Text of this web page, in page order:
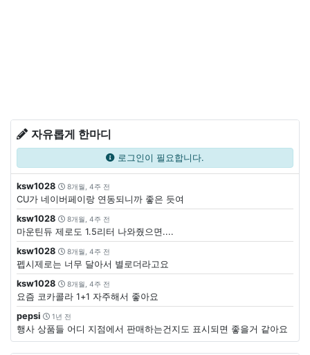
자유롭게 한마디
로그인이 필요합니다.
ksw1028 8개월, 4주 전
CU가 네이버페이랑 연동되니까 좋은 듯여
ksw1028
8개월, 4주 전
마운틴듀 제로도 1.5리터 나와줬으면....
ksw1028
8개월, 4주 전
펩시제로는 너무 달아서 별로더라고요
ksw1028
8개월, 4주 전
요즘 코카콜라 1+1 자주해서 좋아요
pepsi
1년 전
행사 상품들 어디 지점에서 판매하는건지도 표시되면 좋을거 같아요